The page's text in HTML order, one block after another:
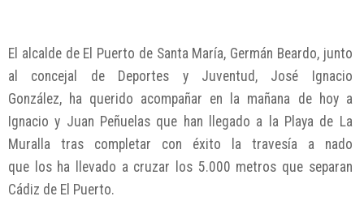
El alcalde de El Puerto de Santa María, Germán Beardo, junto
al concejal de Deportes y Juventud, José Ignacio
González, ha querido acompañar en la mañana de hoy a
Ignacio y Juan Peñuelas que han llegado a la Playa de La
Muralla tras completar con éxito la travesía a nado
que los ha llevado a cruzar los 5.000 metros que separan
Cádiz de El Puerto.